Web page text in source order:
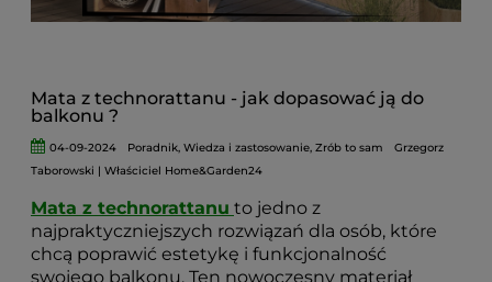
Mata z technorattanu - jak dopasować ją do
balkonu ?
04-09-2024 Poradnik,Wiedza i zastosowanie,Zrób to sam
Grzegorz
Taborowski | Właściciel Home&Garden24
Mata z technorattanu to jedno z
najpraktyczniejszych rozwiązań dla osób, które
chcą poprawić estetykę i funkcjonalność
swojego balkonu. Ten nowoczesny materiał